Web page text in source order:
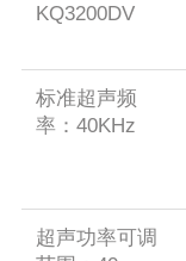
KQ3200DV
标准超声频
率：40KHz
超声功率可调